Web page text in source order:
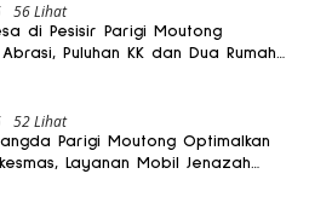
56 Lihat
di Pesisir Parigi Moutong
Puluhan KK dan Dua Rumah
52 Lihat
Parigi Moutong Optimalkan
Layanan Mobil Jenazah